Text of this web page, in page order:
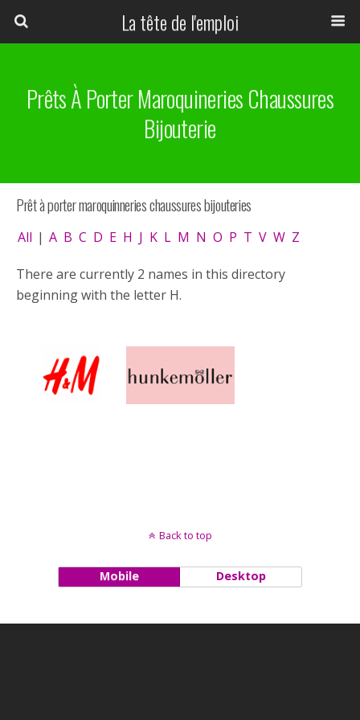
La tête de l'emploi
Prêts À Porter Maroquineries Chaussures
Bijouterie
Prêt à porter maroquinneries chaussures bijouteries
All | A B C D E H J K L M N O P T V W Z
There are currently 2 names in this directory
beginning with the letter H.
Back to top
Mobile Desktop